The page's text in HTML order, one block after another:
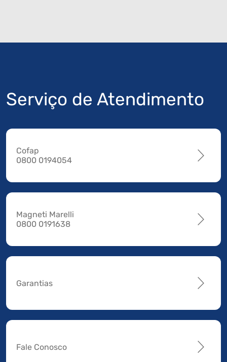
Serviço de Atendimento
Cofap
0800 0194054
Magneti Marelli
0800 0191638
Garantias
Fale Conosco